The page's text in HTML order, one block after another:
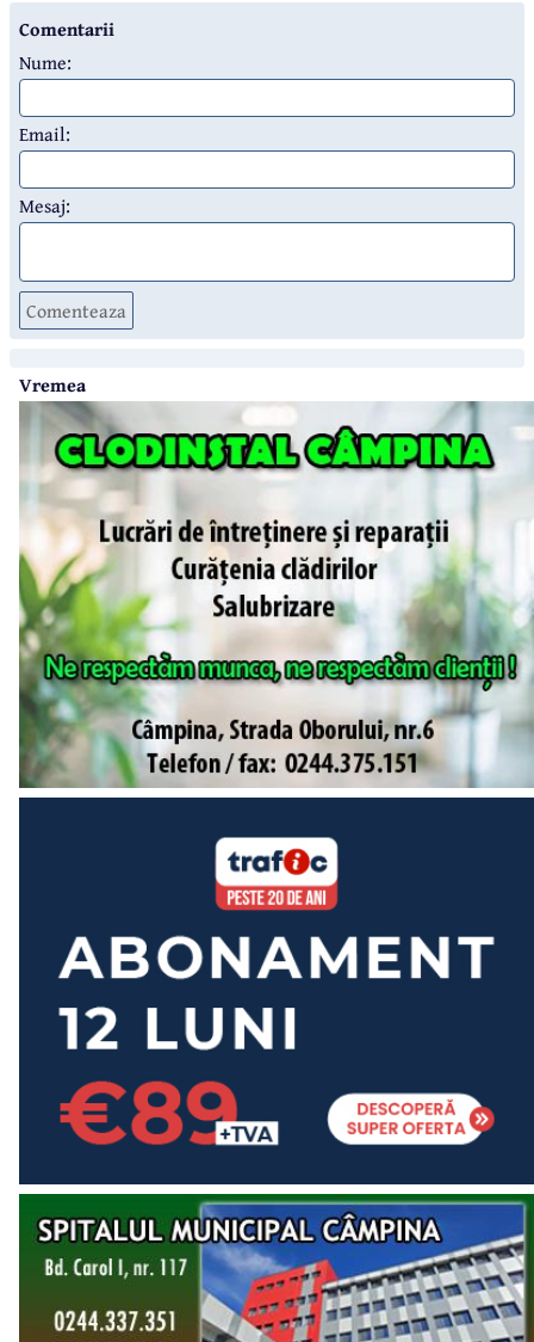
Comentarii
Nume:
Email:
Mesaj:
Comenteaza
Vremea